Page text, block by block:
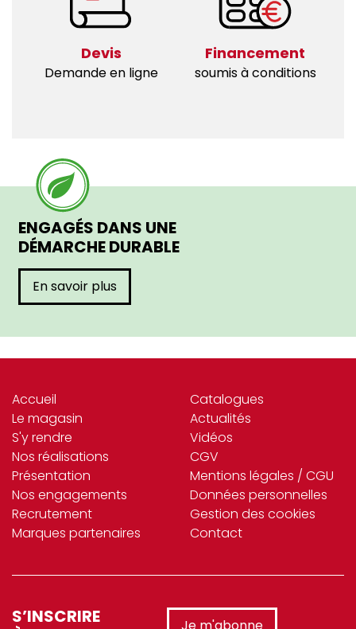
Devis
Demande en ligne
Financement
soumis à conditions
ENGAGÉS DANS UNE
DÉMARCHE DURABLE
En savoir plus
Accueil
Le magasin
S'y rendre
Nos réalisations
Présentation
Nos engagements
Recrutement
Marques partenaires
Catalogues
Actualités
Vidéos
CGV
Mentions légales / CGU
Données personnelles
Gestion des cookies
Contact
S’INSCRIRE